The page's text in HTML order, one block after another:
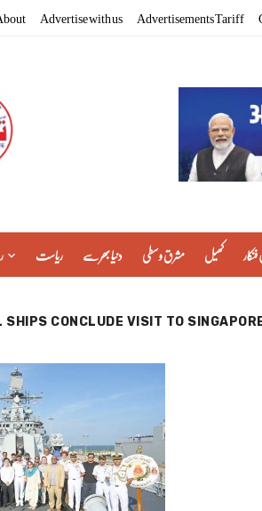
Advertise with us Advertisements Tariff
ریاست دنیا بھر سے مشرق وسطی کھیل
CONCLUDE VISIT TO SINGAPORE